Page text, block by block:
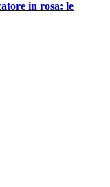
in rosa: le